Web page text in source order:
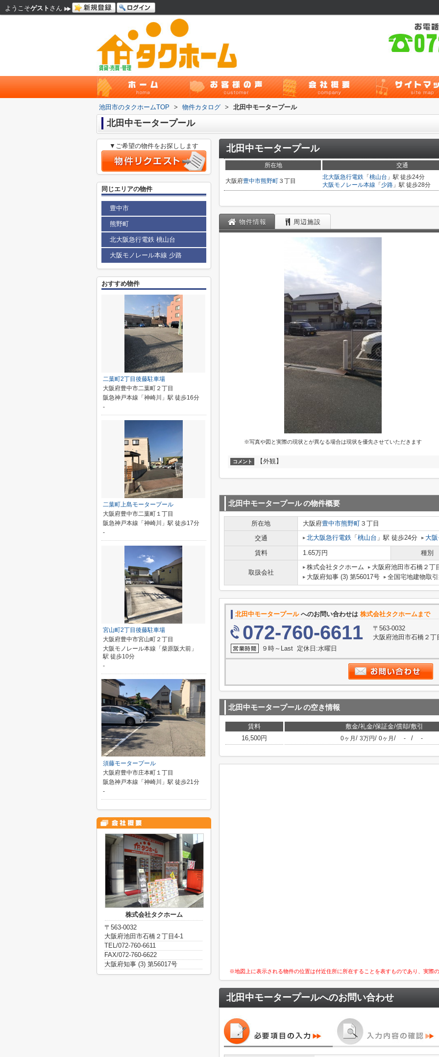
ようこそゲスト さん
池田市のタクホームTOP > 物件カタログ > 北田中モータープール
北田中モータープール
北田中モータープール
所在地 交通
大阪府豊中市熊野町 ３丁目
北大阪急行電鉄 「 桃山台 」駅 徒歩24分
大阪モノレール本線 「 少路 」駅 徒歩28分
物件情報 周辺施設
※写真や図と実際の現状とが異なる場合は現状を優先させていただきます
コメント 【外観】
北田中モータープールの物件概要
所在地 大阪府豊中市熊野町 ３丁目
交通
北大阪急行電鉄 「 桃山台 」駅 徒歩24分 大
賃料 1.65万円 種別
取扱会社
株式会社タクホーム
大阪府池田市石橋２丁
大阪府知事 (3) 第56017号
全国宅地建物取
北田中モータープールへのお問い合わせは 株式会社タクホームまで
072-760-6611
〒563-0032
大阪府池田市石橋２
９時～Last 定休日:水曜日
北田中モータープールの空き情報
賃料
敷金/礼金/保証金/償却/敷引
16,500円
0ヶ月 / 3万円/ 0ヶ月 / - / -
※地図上に表示される物件の位置は付近住所に所在することを表すものであり、実際
北田中モータープールへのお問い合わせ
▼ご希望の物件をお探しします
同じエリアの物件
豊中市
熊野町
北大阪急行電鉄 桃山台
大阪モノレール本線 少路
おすすめ物件
二葉町2丁目後藤駐車場
大阪府豊中市二葉町２丁目
阪急神戸本線「神崎川」駅 徒歩16分
-
二葉町上島モータープール
大阪府豊中市二葉町１丁目
阪急神戸本線「神崎川」駅 徒歩17分
-
宮山町2丁目後藤駐車場
大阪府豊中市宮山町２丁目
大阪モノレール本線「柴原阪大前」
駅 徒歩10分
-
須藤モータープール
大阪府豊中市庄本町１丁目
阪急神戸本線「神崎川」駅 徒歩21分
-
株式会社タクホーム
〒563-0032
大阪府池田市石橋２丁目4-1
TEL/072-760-6611
FAX/072-760-6622
大阪府知事 (3) 第56017号